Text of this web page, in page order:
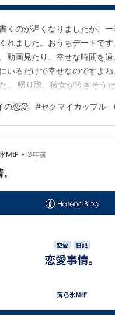
くのが遅くなりましたが、
れました。おうちデートで
動画見たり、幸せな時間を
いるだけで幸せなのですよ
。 帰り際、彼女が泣きそう
残っているのが「インドカレ
頼んだのですが、これがと
スもたっぷりでしたし。ち
です。ここは人それぞれ好み
のカタログチケットをプレ
の恋愛 #セクマイカップル
MtF • 3年前